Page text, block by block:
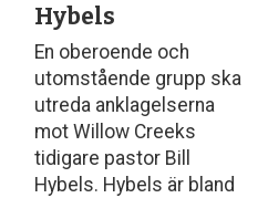
Hybels
En oberoende och
utomstående grupp ska
utreda anklagelserna
mot Willow Creeks
tidigare pastor Bill
Hybels. Hybels är bland